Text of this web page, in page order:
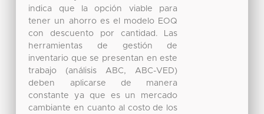
indica que la opción viable para
tener un ahorro es el modelo EOQ
con descuento por cantidad. Las
herramientas de gestión de
inventario que se presentan en este
trabajo (análisis ABC, ABC-VED)
deben aplicarse de manera
constante ya que es un mercado
cambiante en cuanto al costo de los